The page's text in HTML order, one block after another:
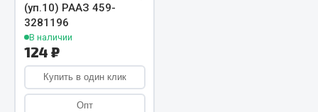
Показать ещё
Весь раздел
Запчасти МАЗ
(уп.10) РААЗ 459-
3281196
В наличии
124 ₽
Купить в один клик
Опт